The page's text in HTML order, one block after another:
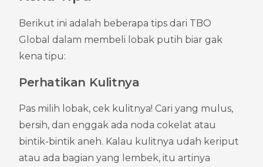
Berikut ini adalah beberapa tips dari TBO
Global dalam membeli lobak putih biar gak
kena tipu:
Perhatikan Kulitnya
Pas milih lobak, cek kulitnya! Cari yang mulus,
bersih, dan enggak ada noda cokelat atau
bintik-bintik aneh. Kalau kulitnya udah keriput
atau ada bagian yang lembek, itu artinya